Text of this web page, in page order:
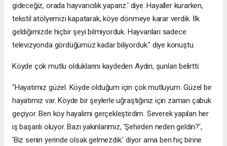
gideceğiz, orada hayvancılık yaparız.' diye. Hayaller kurarken,
tekstil atölyemizi kapatarak, köye dönmeye karar verdik. İlk
geldiğimizde hiçbir şeyi bilmiyorduk. Hayvanları sadece
televizyonda gördüğümüz kadar biliyorduk." diye konuştu.
Köyde çok mutlu olduklarını kaydeden Aydın, şunları belirtti:
"Hayatımız güzel. Köyde olduğum için çok mutluyum. Güzel bir
hayatımız var. Köyde bir şeylerle uğraştığınız için zaman çabuk
geçiyor. Ben köy hayalimi gerçekleştirdim. Severek yapılan her
iş başarılı oluyor. Bazı yakınlarımız, 'Şehirden neden geldin?',
'Biz senin yerinde olsak gelmezdik.' diyor ama ben hiç birine